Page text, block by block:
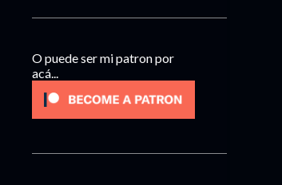
O puede ser mi patron por
acá...